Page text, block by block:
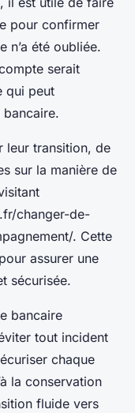
pour confirmer
n’a été oubliée.
serait
qui peut
leur transition, de
sur la manière de
changer-de-
. Cette
assurer une
sécurisée.
bancaire
tout incident
chaque
la conservation
fluide vers